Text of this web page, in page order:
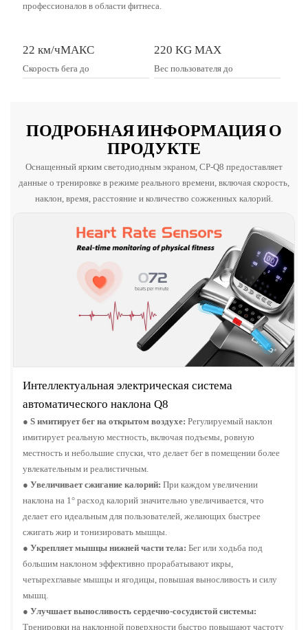
профессионалов в области фитнеса.
22 км/чМАКС
Скорость бега до
220 KG MAX
Вес пользователя до
ПОДРОБНАЯ ИНФОРМАЦИЯ О
ПРОДУКТЕ
Оснащенный ярким светодиодным экраном, CP-Q8 предоставляет
данные о тренировке в режиме реального времени, включая скорость,
наклон, время, расстояние и количество сожженных калорий.
Интеллектуальная электрическая система
автоматического наклона Q8
● Sимитирует бег на открытом воздухе: Регулируемый наклон
имитирует реальную местность, включая подъемы, ровную
местность и небольшие спуски, что делает бег в помещении более
увлекательным и реалистичным.
● Увеличивает сжигание калорий: При каждом увеличении
наклона на 1° расход калорий значительно увеличивается, что
делает его идеальным для пользователей, желающих быстрее
сжигать жир и тонизировать мышцы.
● Укрепляет мышцы нижней части тела: Бег или ходьба под
большим наклоном эффективно прорабатывают икры,
четырехглавые мышцы и ягодицы, повышая выносливость и силу
мышц.
● Улучшает выносливость сердечно-сосудистой системы:
Тренировки на наклонной поверхности быстро повышают частоту